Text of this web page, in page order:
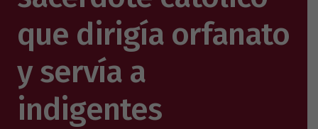
que dirigía orfanato
y servía a
indigentes